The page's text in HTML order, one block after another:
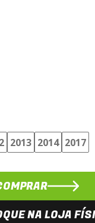
2013 2014 2017
NA LOJA